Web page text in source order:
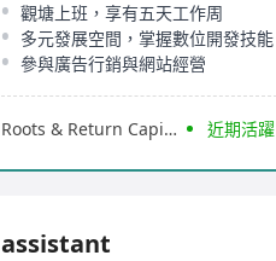
觀塘上班，享有五天工作周
多元發展空間，掌握數位開發技能
參與廣告行銷與網站經營
Roots & Return Capital family office 近期活躍
assistant